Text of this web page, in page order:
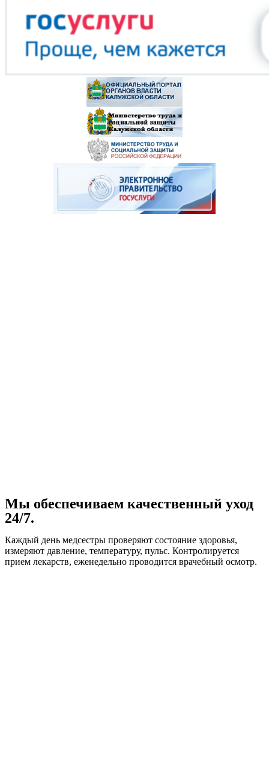
Мы обеспечиваем качественный уход
24/7.
Каждый день медсестры проверяют состояние здоровья,
измеряют давление, температуру, пульс. Контролируется
прием лекарств, еженедельно проводится врачебный осмотр.